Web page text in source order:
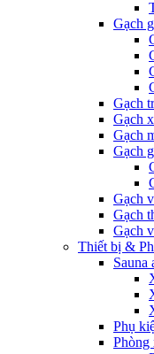
Gạch
Gạch
Gạch
Gạch
Gạch
Gạch
Gạch
Gạch
Thiết bị &
Sauna
Phụ
Phòng